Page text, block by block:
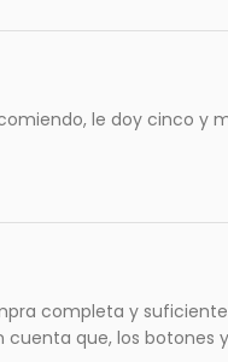
le doy cinco y
completa y
que, los botones